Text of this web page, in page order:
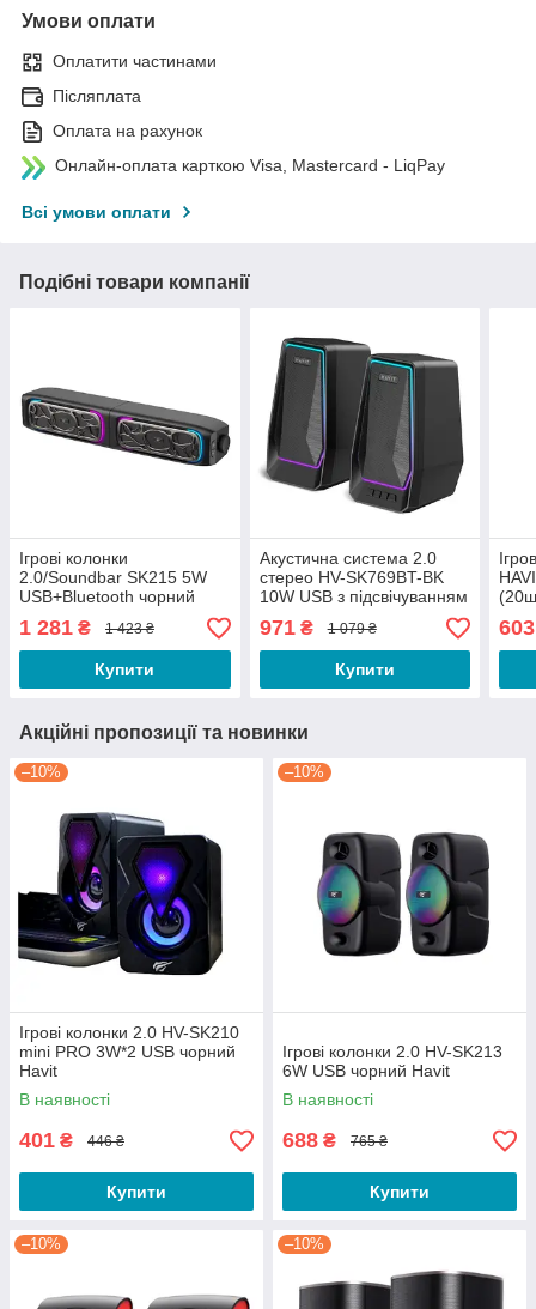
Умови оплати
Оплатити частинами
Післяплата
Оплата на рахунок
Онлайн-оплата карткою Visa, Mastercard - LiqPay
Всі умови оплати
Подібні товари компанії
Ігрові колонки
2.0/Soundbar SK215 5W
USB+Bluetooth чорний
Havit
1 281 ₴ 1 423 ₴
Купити
Акустична система 2.0
стерео HV-SK769BT-BK
10W USB з підсвічуванням
чорний Havit
971₴ 1 079 ₴
Купити
603
Акційні пропозиції та новинки
–10%
Ігрові колонки 2.0 HV-SK210
mini PRO 3W*2 USB чорний
Havit
В наявності
401 ₴ 446 ₴
Купити
–10%
Ігрові колонки 2.0 HV-SK213
6W USB чорний Havit
В наявності
688 ₴ 765 ₴
Купити
–10% –10%